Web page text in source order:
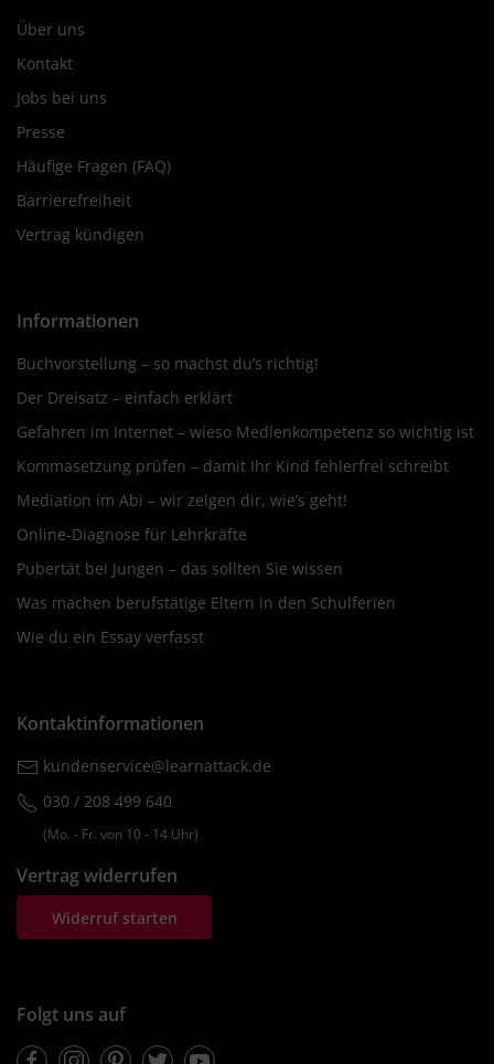
Über uns
Kontakt
Jobs bei uns
Presse
Häufige Fragen (FAQ)
Barrierefreiheit
Vertrag kündigen
Informationen
Buchvorstellung – so machst du’s richtig!
Der Dreisatz – einfach erklärt
Gefahren im Internet – wieso Medienkompetenz so wichtig ist
Kommasetzung prüfen – damit Ihr Kind fehlerfrei schreibt
Mediation im Abi – wir zeigen dir, wie’s geht!
Online-Diagnose für Lehrkräfte
Pubertät bei Jungen – das sollten Sie wissen
Was machen berufstätige Eltern in den Schulferien
Wie du ein Essay verfasst
Kontaktinformationen
kundenservice@learnattack.de
030 / 208 499 640
(Mo. ‐ Fr. von 10 ‐ 14 Uhr)
Vertrag widerrufen
Widerruf starten
Folgt uns auf
FacebookInstagramPinterestTwitterYoutube